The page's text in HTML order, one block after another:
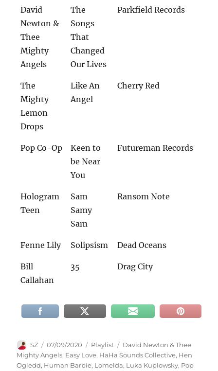
David
Newton &
Thee
Mighty
Angels
The
Songs
That
Changed
Our Lives
Parkfield Records
The
Mighty
Lemon
Drops
Like An
Angel
Cherry Red
Pop Co-Op
Keen to
be Near
You
Futureman Records
Hologram
Teen
Sam
Samy
Sam
Ransom Note
Fenne Lily Solipsism Dead Oceans
Bill
Callahan
35 Drag City
Autor
SZ
Veröffentlicht
am
07/09/2020 Kategorien
Playlist Schlagwörter
David Newton & Thee
Mighty Angels, Easy Love, HaHa Sounds Collective, Hen
Ogledd, Human Barbie, Lomelda, Luka Kuplowsky, Pop